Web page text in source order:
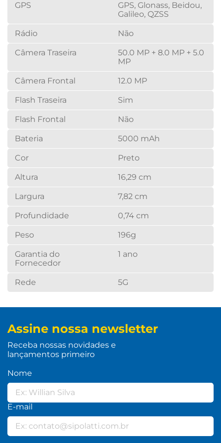
GPS
GPS, Glonass, Beidou,
Galileo, QZSS
Rádio Não
Câmera Traseira
50.0 MP + 8.0 MP + 5.0
MP
Câmera Frontal 12.0 MP
Flash Traseira Sim
Flash Frontal Não
Bateria 5000 mAh
Cor Preto
Altura 16,29 cm
Largura 7,82 cm
Profundidade 0,74 cm
Peso 196g
Garantia do
Fornecedor
1 ano
Rede 5G
Assine nossa newsletter
Receba nossas novidades e
lançamentos primeiro
Nome
E-mail